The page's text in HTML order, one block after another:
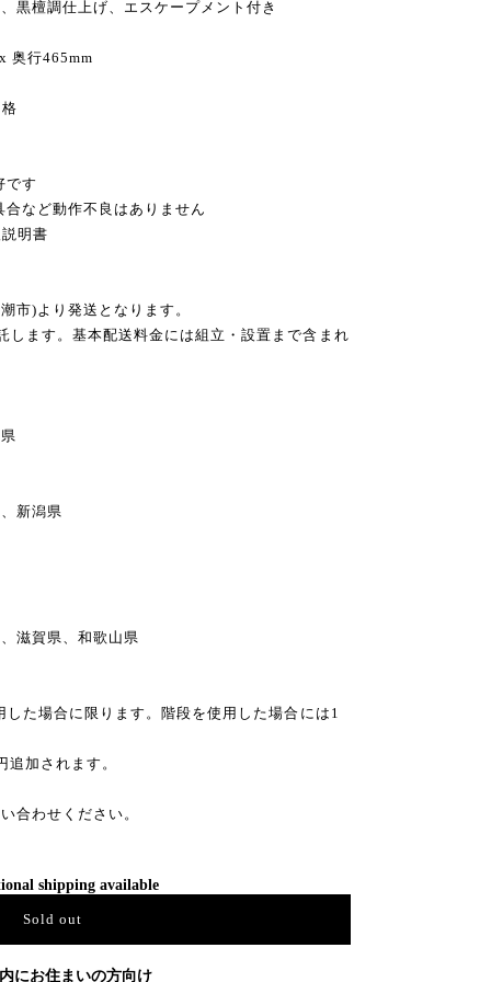
黒檀調仕上げ、エスケープメント付き
奥行465mm
です
など動作不良はありません
明書
市)より発送となります。
します。基本配送料金には組立・設置まで含まれ
新潟県
、滋賀県、和歌山県
た場合に限ります。階段を使用した場合には1
加されます。
合わせください。
shipping available
Sold out
にお住まいの方向け